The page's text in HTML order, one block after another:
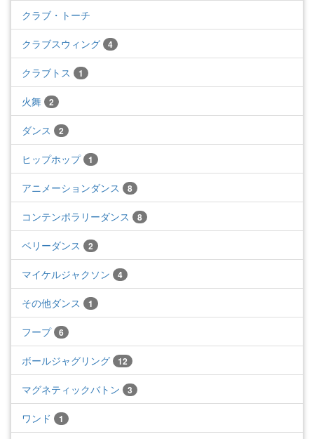
クラブ・トーチ
クラブスウィング 4
クラブトス 1
火舞 2
ダンス 2
ヒップホップ 1
アニメーションダンス 8
コンテンポラリーダンス 8
ベリーダンス 2
マイケルジャクソン 4
その他ダンス 1
フープ 6
ボールジャグリング 12
マグネティックバトン 3
ワンド 1